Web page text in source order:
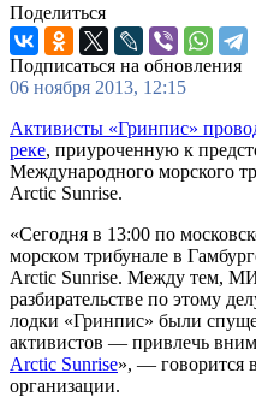
Поделиться
Подписаться на обновления
06 ноября 2013, 12:15
Активисты «Гринпис»
реке, приуроченную к
Международного морского
Arctic Sunrise.
«Сегодня в 13:00 по
морском трибунале в
Arctic Sunrise. Между тем,
разбирательстве по этому
лодки «Гринпис» были
активистов — привлечь
Arctic Sunrise», — говорится
организации.